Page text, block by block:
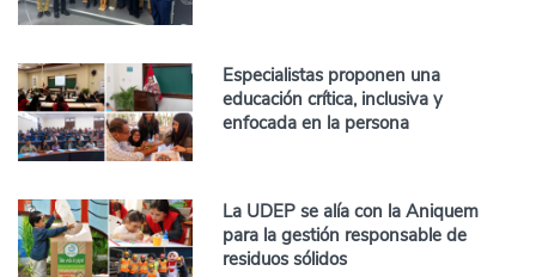
Especialistas proponen una
educación crítica, inclusiva y
enfocada en la persona
La UDEP se alía con la Aniquem
para la gestión responsable de
residuos sólidos